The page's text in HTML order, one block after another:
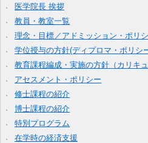
医学院長 挨拶
教員・教室一覧
理念・目標／アドミッション・ポリ
学位授与の方針(ディプロマ・ポリシ
教育課程編成・実施の方針（カリキ
アセスメント・ポリシー
修士課程の紹介
博士課程の紹介
特別プログラム
在学時の経済支援